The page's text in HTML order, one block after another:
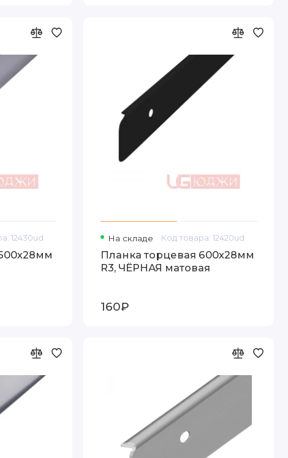
12430ud На складе Код товара: 12420ud
Планка торцевая 600х28мм
R3, ЧЁРНАЯ матовая
160₽